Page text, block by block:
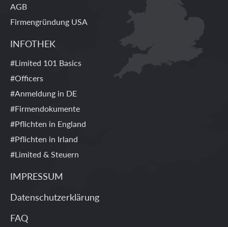
AGB
Firmengründung USA
INFOTHEK
#Limited 101 Basics
#Officers
#Anmeldung in DE
#Firmendokumente
#Pflichten in England
#Pflichten in Irland
#Limited & Steuern
IMPRESSUM
Datenschutzerklärung
FAQ